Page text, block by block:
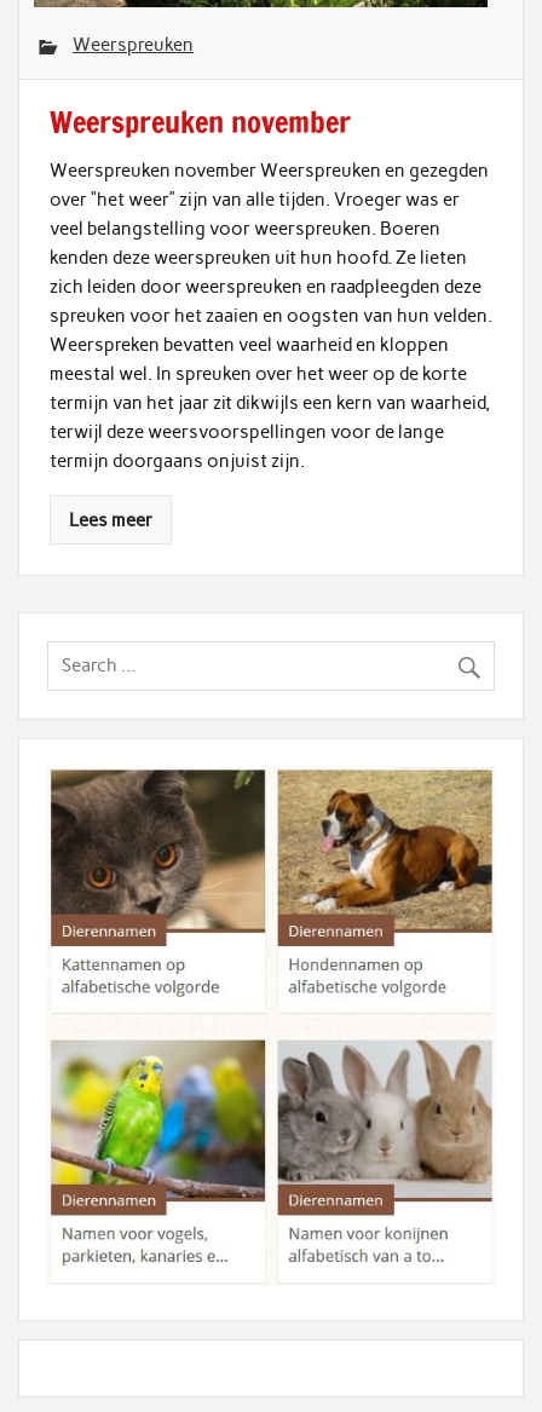
Weerspreuken
Weerspreuken november
Weerspreuken november Weerspreuken en gezegden
over “het weer” zijn van alle tijden. Vroeger was er
veel belangstelling voor weerspreuken. Boeren
kenden deze weerspreuken uit hun hoofd. Ze lieten
zich leiden door weerspreuken en raadpleegden deze
spreuken voor het zaaien en oogsten van hun velden.
Weerspreken bevatten veel waarheid en kloppen
meestal wel. In spreuken over het weer op de korte
termijn van het jaar zit dikwijls een kern van waarheid,
terwijl deze weersvoorspellingen voor de lange
termijn doorgaans onjuist zijn.
Lees meer